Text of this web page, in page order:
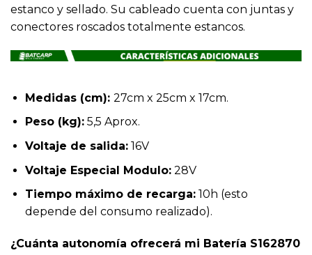
estanco y sellado. Su cableado cuenta con juntas y
conectores roscados totalmente estancos.
Medidas (cm): 27cm x 25cm x 17cm.
Peso (kg):5,5 Aprox.
Voltaje de salida:16V
Voltaje Especial Modulo:28V
Tiempo máximo de recarga:10h (esto
depende del consumo realizado).
¿Cuánta autonomía ofrecerá mi Batería S162870